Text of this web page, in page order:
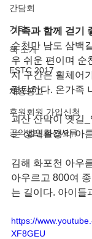
간담회
기타
책 소개
ESTC 2017
채용공고
후원회원 가입신청
공익법인결산서류
가족과 함께 걷기
순천만 남도 삼백
우 쉬운 편이며 순
지 구간은 휠체어
평탄하다. 온가족
괴산 산막이 옛길
는 생태환경의 아
김해 화포천 아우
아우르고 800여
는 길이다. 아이들
https://
XF8GEU